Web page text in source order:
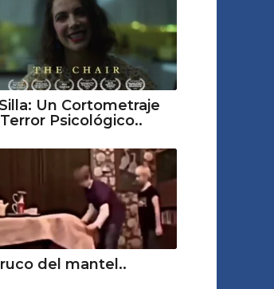
Un Cortometraje
Psicológico..
del mantel..